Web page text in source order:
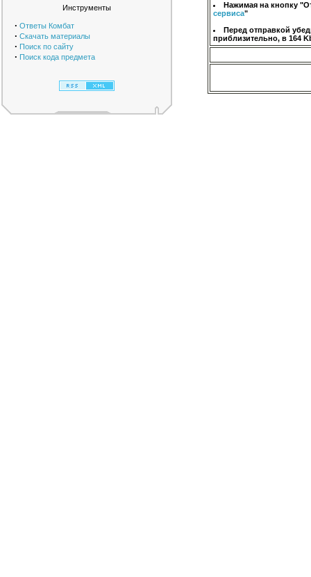
Инструменты
· Ответы Комбат
· Скачать материалы
· Поиск по сайту
· Поиск кода предмета
Нажимая на кнопку
сервиса"
Перед отправкой
приблизительно, в 164